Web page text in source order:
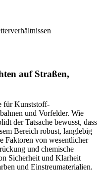
auf Straßen,
für Kunststoff-
und Vorfelder. Wie
der Tatsache bewusst, dass
Bereich robust, langlebig
Faktoren von wesentlicher
und chemische
Sicherheit und Klarheit
und Einstreumaterialien.